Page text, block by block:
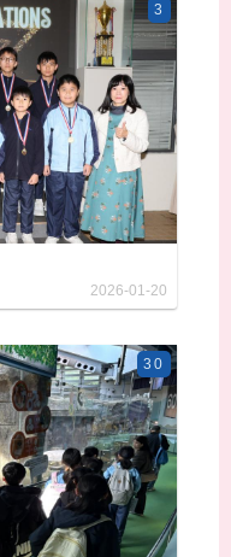
3
2026-01-20
30